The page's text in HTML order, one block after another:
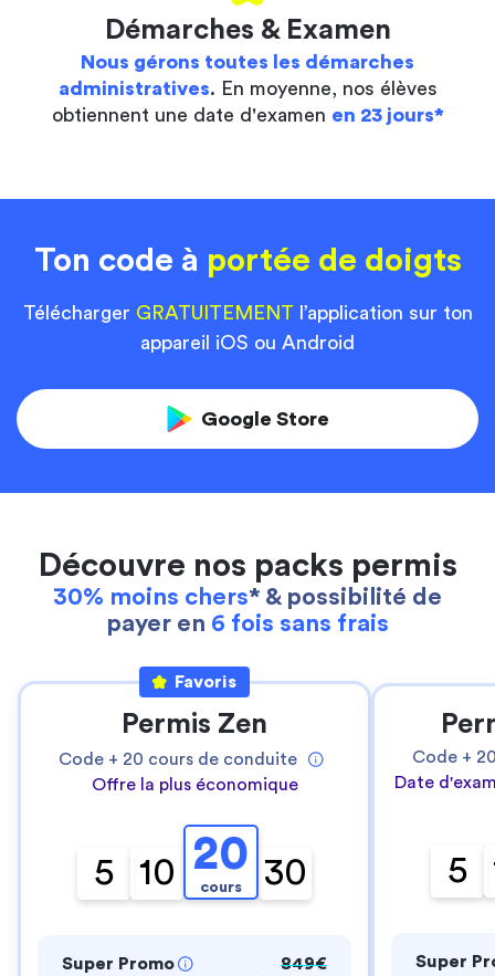
Démarches & Examen
Nous gérons toutes les démarches
administratives. En moyenne, nos élèves
obtiennent une date d'examen en 23 jours*
Ton code à portée de doigts
Télécharger GRATUITEMENT l’application sur ton
appareil iOS ou Android
Google Store
Découvre nos packs permis
30% moins chers* & possibilité de
payer en 6 fois sans frais
Favoris
Permis Zen
Code + 20 cours de conduite
Offre la plus économique
5 10 20
cours 30
Super Promo
849€
Code +
Date
5
Super